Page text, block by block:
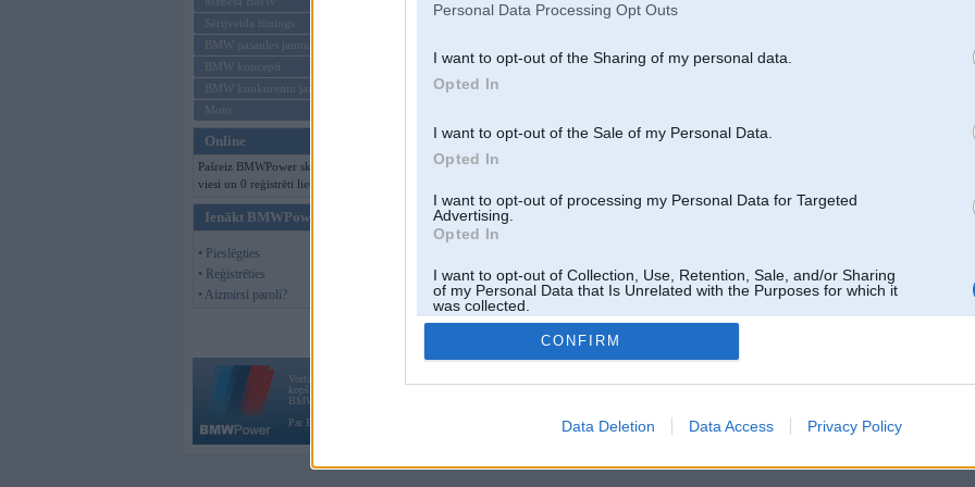
Personal Data Processing Opt Outs
I want to opt-out of the Sharing of my personal data.
Opted In
I want to opt-out of the Sale of my Personal Data.
Opted In
I want to opt-out of processing my Personal Data for Targeted
Advertising.
Opted In
I want to opt-out of Collection, Use, Retention, Sale, and/or Sharing
of my Personal Data that Is Unrelated with the Purposes for which it
was collected.
Opted Out
CONFIRM
Data Deletion Data Access Privacy Policy
Sērijveida tūnings
BMW pasaules jaunumi
BMW koncepti
BMW konkurentu jaunumi
Moto
Online
Pašreiz BMWPower skatās 132
viesi un 0 reģistrēti lietotāji.
Ienākt BMWPower
• Pieslēgties
• Reģistrēties
• Aizmirsi paroli?
Vortāls BMWPower.lv darbojas
kopš 2002. gada 14. maija. Tas nav auto klubs un nav saistīts ar
BMW AG.
Par BMWPower